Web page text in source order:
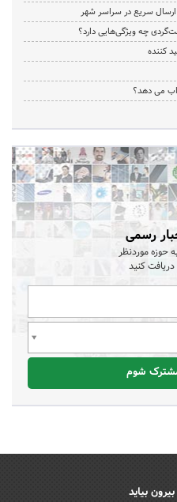
ارسال سریع در سراسر شهر
چه ویژگی‌هایی دارد؟
کننده
می دهد؟
رسمی
حوزه موردنظر
کنید
شوم
بیاید